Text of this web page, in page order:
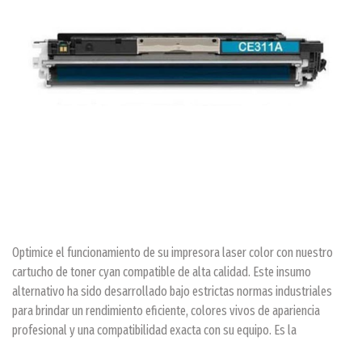
Optimice el funcionamiento de su impresora laser color con nuestro
cartucho de toner cyan compatible de alta calidad. Este insumo
alternativo ha sido desarrollado bajo estrictas normas industriales
para brindar un rendimiento eficiente, colores vivos de apariencia
profesional y una compatibilidad exacta con su equipo. Es la